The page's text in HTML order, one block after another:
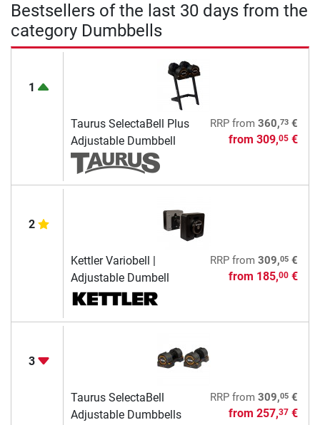
Bestsellers of the last 30 days from the
category Dumbbells
1
Taurus SelectaBell Plus
Adjustable Dumbbell
RRPfrom 360,73€
from 309,05€
2
Kettler Variobell |
Adjustable Dumbell
RRPfrom 309,05€
from 185,00€
3
Taurus SelectaBell
Adjustable Dumbbells
RRPfrom 309,05€
from 257,37€